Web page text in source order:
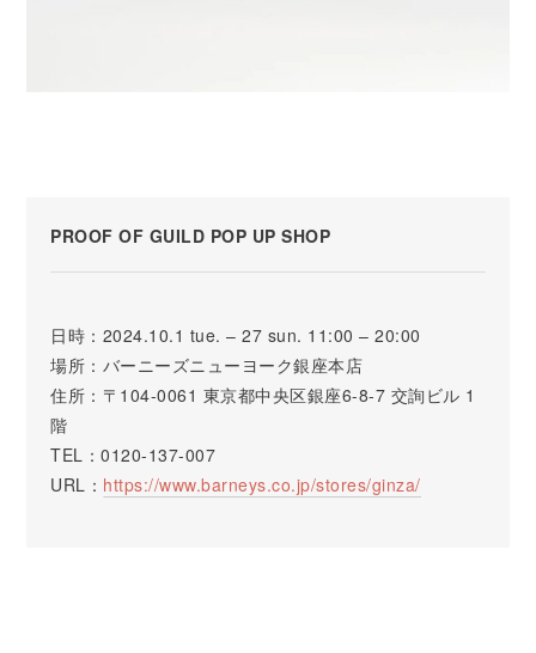
PROOF OF GUILD POP UP SHOP
日時：2024.10.1 tue. – 27 sun. 11:00 – 20:00
場所：バーニーズニューヨーク銀座本店
住所：〒104-0061 東京都中央区銀座6-8-7 交詢ビル 1
階
TEL：0120-137-007
URL： https://www.barneys.co.jp/stores/ginza/